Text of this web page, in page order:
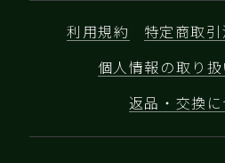
利用規約 特定商取
個人情報の取り
返品・交換に